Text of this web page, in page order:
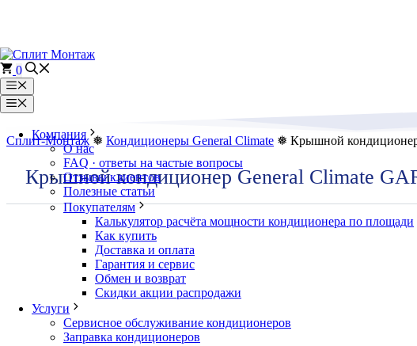
0
Меню
Меню
Компания
О нас
FAQ · ответы на частые вопросы
Отзывы клиентов
Полезные статьи
Покупателям
Калькулятор расчёта мощности кондиционера по площади
Как купить
Доставка и оплата
Гарантия и сервис
Обмен и возврат
Скидки акции распродажи
Услуги
Сервисное обслуживание кондиционеров
Заправка кондиционеров
Сплит-Монтаж❅ Кондиционеры General Climate ❅ Крышной
Крышной кондиционер General Climate